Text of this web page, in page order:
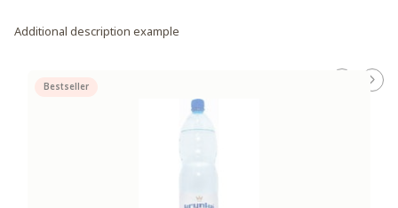
Additional description example
Bestseller